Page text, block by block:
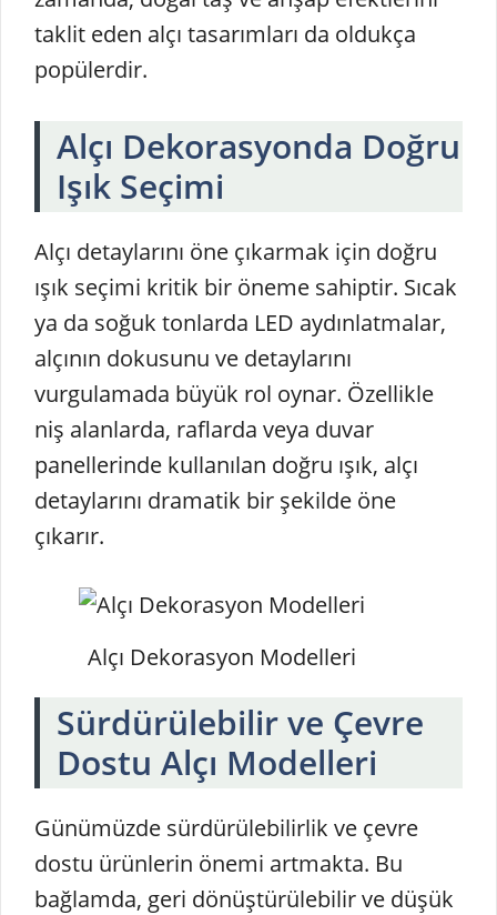
taklit eden alçı tasarımları da oldukça
popülerdir.
Alçı Dekorasyonda Doğru
Işık Seçimi
Alçı detaylarını öne çıkarmak için doğru
ışık seçimi kritik bir öneme sahiptir. Sıcak
ya da soğuk tonlarda LED aydınlatmalar,
alçının dokusunu ve detaylarını
vurgulamada büyük rol oynar. Özellikle
niş alanlarda, raflarda veya duvar
panellerinde kullanılan doğru ışık, alçı
detaylarını dramatik bir şekilde öne
çıkarır.
Alçı Dekorasyon Modelleri
Sürdürülebilir ve Çevre
Dostu Alçı Modelleri
Günümüzde sürdürülebilirlik ve çevre
dostu ürünlerin önemi artmakta. Bu
bağlamda, geri dönüştürülebilir ve düşük